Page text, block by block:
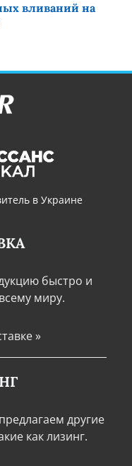
вливаний на
в Украине
быстро и
миру.
»
другие
как лизинг.